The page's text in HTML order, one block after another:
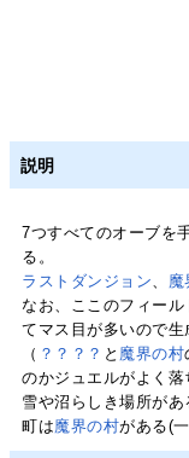
説明
7つすべてのオーブを
る。
ラストダンジョン
魔
なお、ここのフィー
てマス目が多いので生
（ ？？？？ と 魔界の村
のかジュエルがよく落
雪や沼らしき場所があ
町は魔界の村がある(